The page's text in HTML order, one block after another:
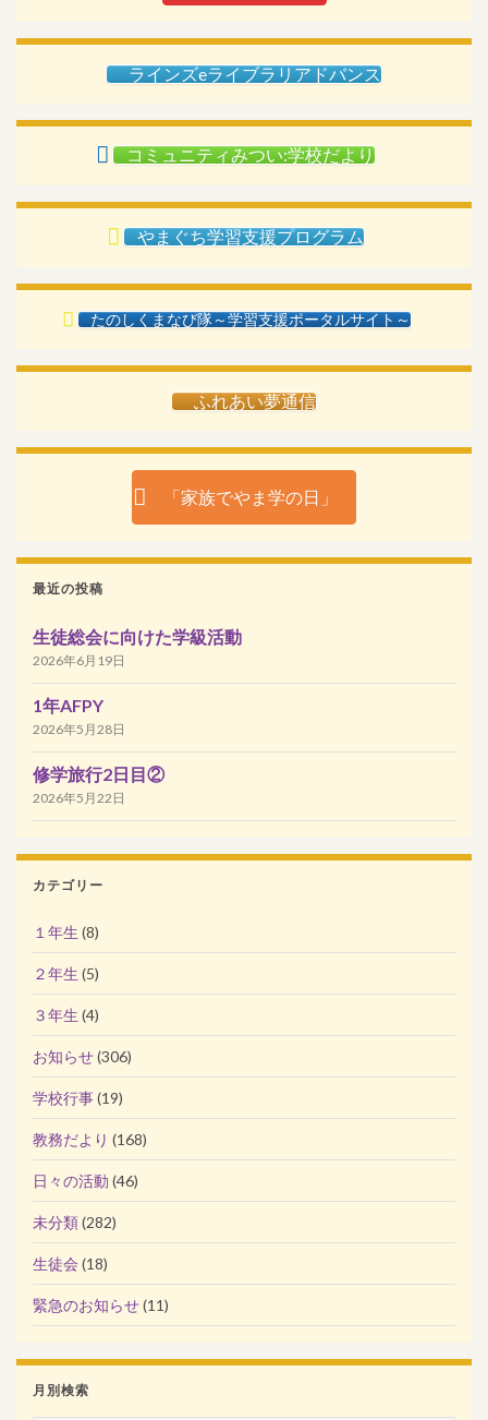
ラインズeライブラリアドバンス
コミュニティみつい:学校だより
やまぐち学習支援プログラム
たのしくまなび隊～学習支援ポータルサイト～
ふれあい夢通信
「家族でやま学の日」
最近の投稿
生徒総会に向けた学級活動
2026年6月19日
1年AFPY
2026年5月28日
修学旅行2日目②
2026年5月22日
カテゴリー
１年生 (8)
２年生 (5)
３年生 (4)
お知らせ(306)
学校行事(19)
教務だより (168)
日々の活動 (46)
未分類(282)
生徒会 (18)
緊急のお知らせ(11)
月別検索